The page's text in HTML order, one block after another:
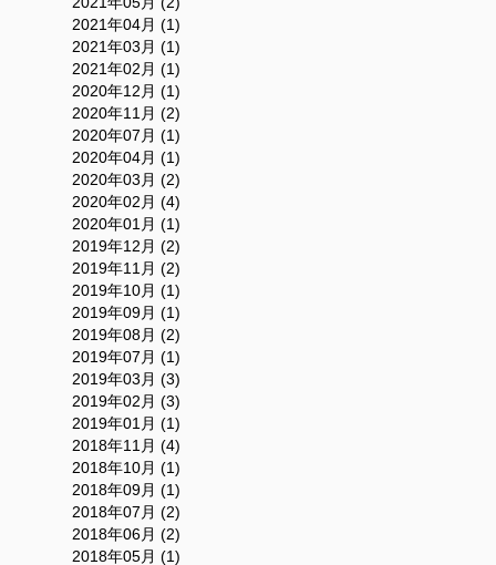
2021年04月 (1)
2021年03月 (1)
2021年02月 (1)
2020年12月 (1)
2020年11月 (2)
2020年07月 (1)
2020年04月 (1)
2020年03月 (2)
2020年02月 (4)
2020年01月 (1)
2019年12月 (2)
2019年11月 (2)
2019年10月 (1)
2019年09月 (1)
2019年08月 (2)
2019年07月 (1)
2019年03月 (3)
2019年02月 (3)
2019年01月 (1)
2018年11月 (4)
2018年10月 (1)
2018年09月 (1)
2018年07月 (2)
2018年06月 (2)
2018年05月 (1)